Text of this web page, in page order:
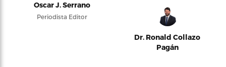
Oscar J. Serrano
Periodista Editor
Dr. Ronald Collazo
Pagán